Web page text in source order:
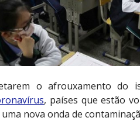
o afrouxamento do
, países que estão
nova onda de